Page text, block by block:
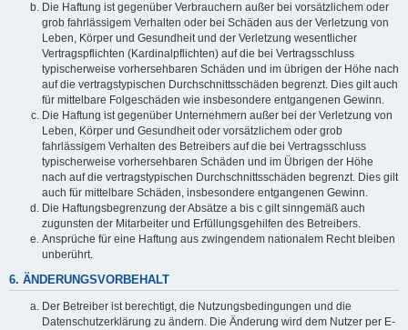
Die Haftung ist gegenüber Verbrauchern außer bei vorsätzlichem oder
grob fahrlässigem Verhalten oder bei Schäden aus der Verletzung von
Leben, Körper und Gesundheit und der Verletzung wesentlicher
Vertragspflichten (Kardinalpflichten) auf die bei Vertragsschluss
typischerweise vorhersehbaren Schäden und im übrigen der Höhe nach
auf die vertragstypischen Durchschnittsschäden begrenzt. Dies gilt auch
für mittelbare Folgeschäden wie insbesondere entgangenen Gewinn.
Die Haftung ist gegenüber Unternehmern außer bei der Verletzung von
Leben, Körper und Gesundheit oder vorsätzlichem oder grob
fahrlässigem Verhalten des Betreibers auf die bei Vertragsschluss
typischerweise vorhersehbaren Schäden und im Übrigen der Höhe
nach auf die vertragstypischen Durchschnittsschäden begrenzt. Dies gilt
auch für mittelbare Schäden, insbesondere entgangenen Gewinn.
Die Haftungsbegrenzung der Absätze a bis c gilt sinngemäß auch
zugunsten der Mitarbeiter und Erfüllungsgehilfen des Betreibers.
Ansprüche für eine Haftung aus zwingendem nationalem Recht bleiben
unberührt.
6. ÄNDERUNGSVORBEHALT
Der Betreiber ist berechtigt, die Nutzungsbedingungen und die
Datenschutzerklärung zu ändern. Die Änderung wird dem Nutzer per E-